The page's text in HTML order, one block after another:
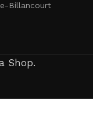
Billancourt
Shop.